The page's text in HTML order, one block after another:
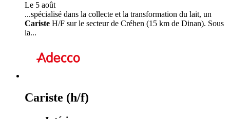
Le 5 août
...spécialisé dans la collecte et la transformation du lait, un
Cariste H/F sur le secteur de Créhen (15 km de Dinan). Sous
la...
Cariste (h/f)